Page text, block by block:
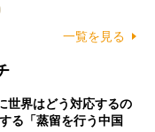
一覧を見る
世界はどう対応するの
る「蒸留を行う中国